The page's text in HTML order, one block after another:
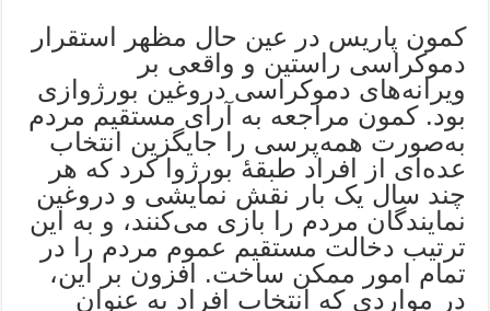
کمون پاریس در عین حال مظهر استقرار
دموکراسی راستین و واقعی بر
ویرانه‌های دموکراسی دروغین بورژوازی
بود. کمون مراجعه به آرای مستقیم مردم
به‌صورت همه‌پرسی را جایگزین انتخاب
عده‌ای از افراد طبقۀ بورژوا کرد که هر
چند سال یک بار نقش نمایشی و دروغین
نمایندگان مردم را بازی می‌کنند، و به این
ترتیب دخالت مستقیم عموم مردم را در
تمام امور ممکن ساخت. افزون بر این،
در مواردی که انتخاب افراد به عنوان